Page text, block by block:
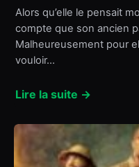
Alors qu’elle le pensait
compte que son ancien
Malheureusement pour
vouloir…
Lire la suite →